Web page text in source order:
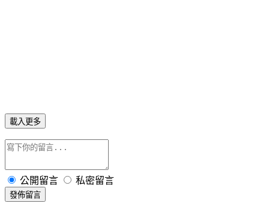
載入更多
公開留言 私密留言
發佈留言